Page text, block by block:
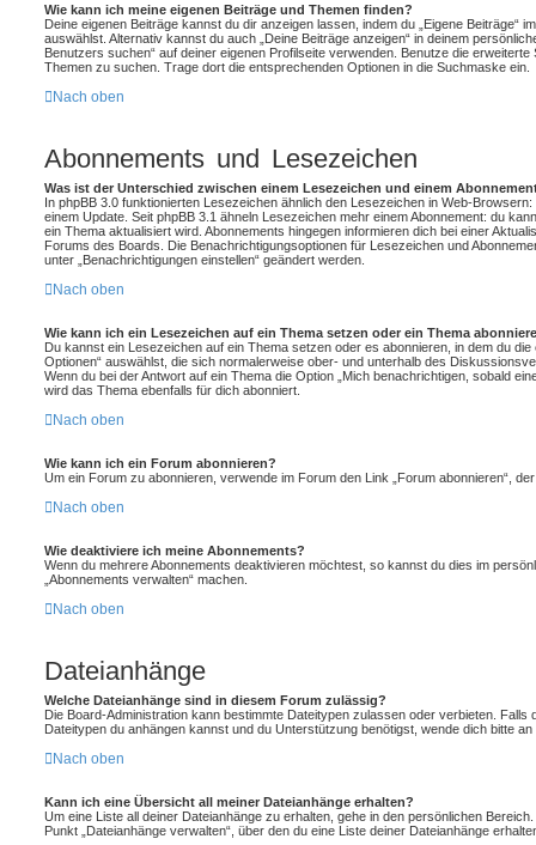
Wie kann ich meine eigenen Beiträge und Themen finden?
Deine eigenen Beiträge kannst du dir anzeigen lassen, indem du „Eigene Beiträge“
auswählst. Alternativ kannst du auch „Deine Beiträge anzeigen“ in deinem
Benutzers suchen“ auf deiner eigenen Profilseite verwenden. Benutze die
Themen zu suchen. Trage dort die entsprechenden Optionen in die Suchmaske ein.
Nach oben
Abonnements und Lesezeichen
Was ist der Unterschied zwischen einem Lesezeichen und einem
In phpBB 3.0 funktionierten Lesezeichen ähnlich den Lesezeichen in Web-
einem Update. Seit phpBB 3.1 ähneln Lesezeichen mehr einem Abonnement: du
ein Thema aktualisiert wird. Abonnements hingegen informieren dich bei einer
Forums des Boards. Die Benachrichtigungsoptionen für Lesezeichen und
unter „Benachrichtigungen einstellen“ geändert werden.
Nach oben
Wie kann ich ein Lesezeichen auf ein Thema setzen oder ein Thema
Du kannst ein Lesezeichen auf ein Thema setzen oder es abonnieren, in dem du
Optionen“ auswählst, die sich normalerweise ober- und unterhalb des
Wenn du bei der Antwort auf ein Thema die Option „Mich benachrichtigen, sobald
wird das Thema ebenfalls für dich abonniert.
Nach oben
Wie kann ich ein Forum abonnieren?
Um ein Forum zu abonnieren, verwende im Forum den Link „Forum abonnieren“,
Nach oben
Wie deaktiviere ich meine Abonnements?
Wenn du mehrere Abonnements deaktivieren möchtest, so kannst du dies im
„Abonnements verwalten“ machen.
Nach oben
Dateianhänge
Welche Dateianhänge sind in diesem Forum zulässig?
Die Board-Administration kann bestimmte Dateitypen zulassen oder verbieten. Falls
Dateitypen du anhängen kannst und du Unterstützung benötigst, wende dich bitte
Nach oben
Kann ich eine Übersicht all meiner Dateianhänge erhalten?
Um eine Liste all deiner Dateianhänge zu erhalten, gehe in den persönlichen
Punkt „Dateianhänge verwalten“, über den du eine Liste deiner Dateianhänge